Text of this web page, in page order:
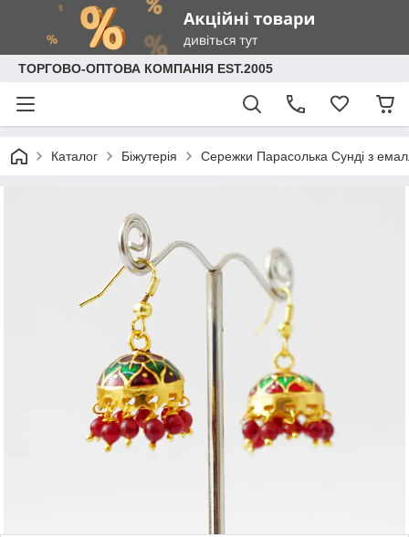
ТОРГОВО-ОПТОВА КОМПАНІЯ EST.2005
Каталог Біжутерія Сережки Парасолька Сунді з